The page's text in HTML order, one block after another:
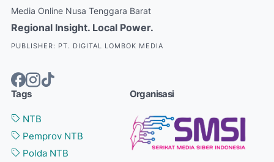
Media Online Nusa Tenggara Barat
Regional Insight. Local Power.
PUBLISHER: PT. DIGITAL LOMBOK MEDIA
Tags
NTB
Pemprov NTB
Polda NTB
Organisasi